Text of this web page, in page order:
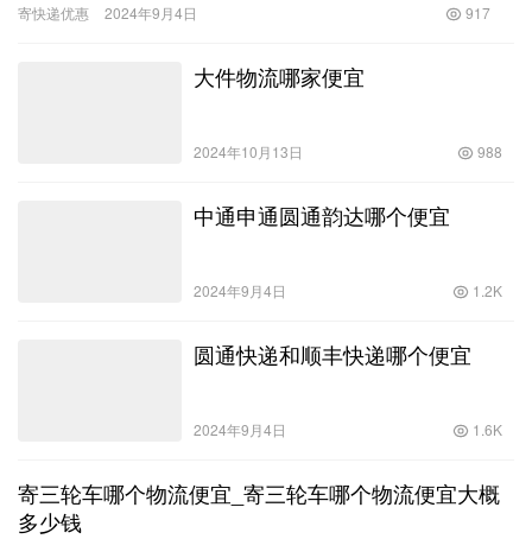
各的优…
寄快递优惠 2024年9月4日 917
大件物流哪家便宜
2024年10月13日 988
中通申通圆通韵达哪个便宜
2024年9月4日 1.2K
圆通快递和顺丰快递哪个便宜
2024年9月4日 1.6K
寄三轮车哪个物流便宜_寄三轮车哪个物流便宜大概
多少钱